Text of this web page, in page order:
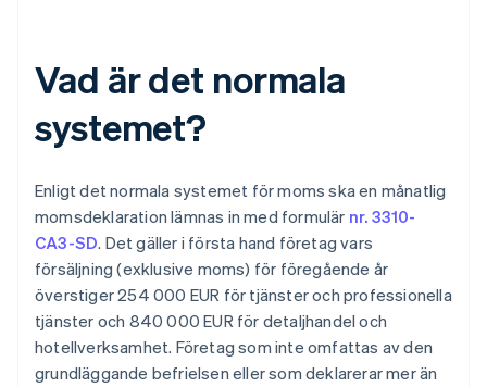
Vad är det normala
systemet?
Enligt det normala systemet för moms ska en månatlig
momsdeklaration lämnas in med formulär nr. 3310-
CA3-SD. Det gäller i första hand företag vars
försäljning (exklusive moms) för föregående år
överstiger 254 000 EUR för tjänster och professionella
tjänster och 840 000 EUR för detaljhandel och
hotellverksamhet. Företag som inte omfattas av den
grundläggande befrielsen eller som deklarerar mer än